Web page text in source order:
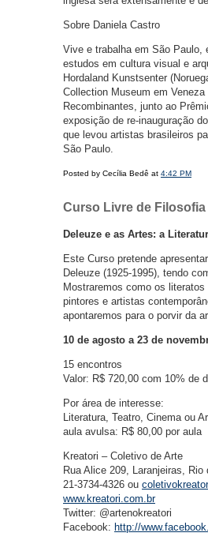
Sobre Daniela Castro
Vive e trabalha em São Paulo,
estudos em cultura visual e
Hordaland Kunstsenter
Collection Museum em
Recombinantes, junto ao
exposição de re-inauguração
que levou artistas brasileiros
São Paulo.
Posted by Cecília Bedê at 4:42 PM
Curso Livre de
Deleuze e as Artes: a
Este Curso pretende
Deleuze (1925-1995), tendo
Mostraremos como os
pintores e artistas
apontaremos para o porvir da
10 de agosto a 23 de
15 encontros
Valor: R$ 720,00 com 10% de
Por área de interesse:
Literatura, Teatro, Cinema ou
aula avulsa: R$ 80,00 por aula
Kreatori – Coletivo de Arte
Rua Alice 209, Laranjeiras, Rio
21-3734-4326 ou
www.kreatori.com.br
Twitter: @artenokreatori
Facebook: http://